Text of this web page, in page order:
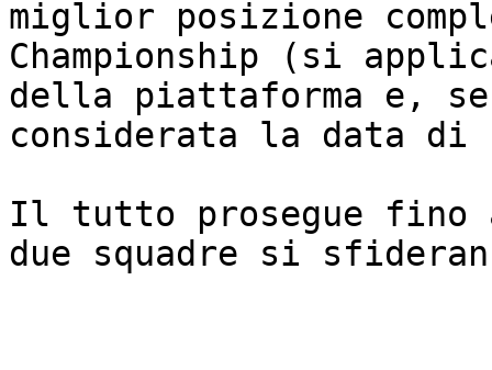
miglior posizione
Championship (si
della piattaforma e,
considerata la data
Il tutto prosegue